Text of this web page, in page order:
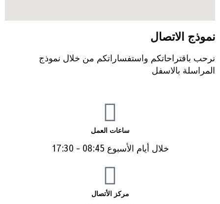
نموذج الاتصال
نرحب باقتراحاتكم واستفساراتكم من خلال نموذج
المراسلة بالاسفل
ساعات العمل
خلال أيام الأسبوع 08:45 - 17:30
مركز الأتصال